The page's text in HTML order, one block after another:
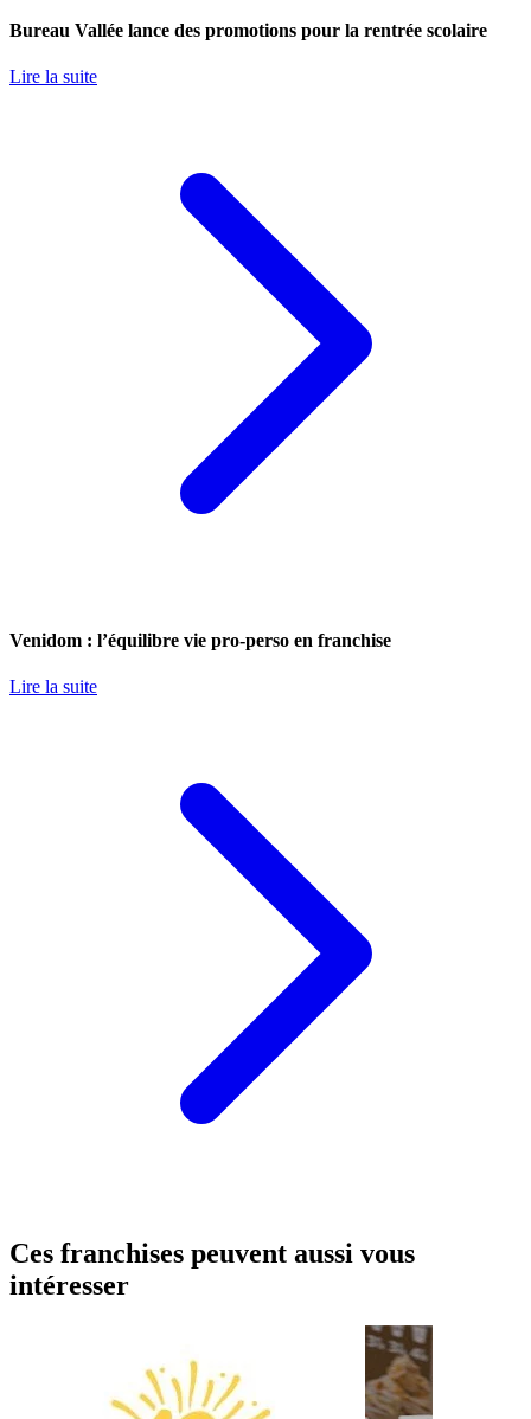
Bureau Vallée lance des promotions pour la rentrée scolaire
Lire la suite
Venidom : l’équilibre vie pro-perso en franchise
Lire la suite
Ces franchises peuvent aussi vous
intéresser